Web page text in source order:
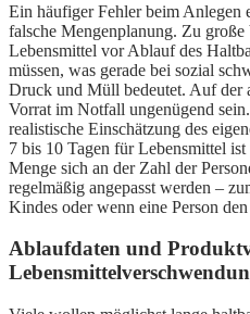
Ein häufiger Fehler beim Anlegen
falsche Mengenplanung. Zu
Lebensmittel vor Ablauf des
müssen, was gerade bei sozial
Druck und Müll bedeutet. Auf der
Vorrat im Notfall ungenügend
realistische Einschätzung des
7 bis 10 Tagen für Lebensmittel
Menge sich an der Zahl der
regelmäßig angepasst werden –
Kindes oder wenn eine Person
Ablaufdaten und